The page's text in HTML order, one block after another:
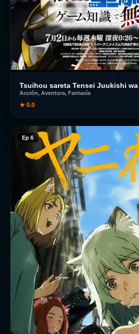
Acción, Aventura, Fantasía
★ 0.0
Ep 6